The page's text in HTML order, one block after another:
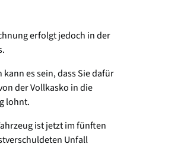
erfolgt jedoch in der
es sein, dass Sie dafür
der Vollkasko in die
lohnt.
ist jetzt im fünften
Unfall